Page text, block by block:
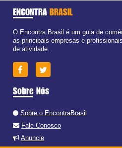
ENCONTRA BRASIL
O Encontra Brasil é um guia de
as principais empresas e
de atividade.
Sobre Nós
Sobre o EncontraBrasil
Fale Conosco
Anuncie